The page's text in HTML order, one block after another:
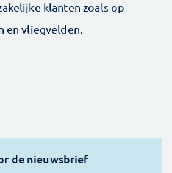
klanten zoals op
vliegvelden.
de nieuwsbrief